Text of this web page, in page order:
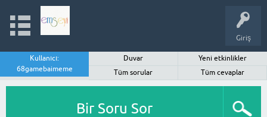
Giriş
Kullanıcı:
68gamebaimeme
Duvar
Yeni etkinlikler
Tüm sorular
Tüm cevaplar
Bir Soru Sor